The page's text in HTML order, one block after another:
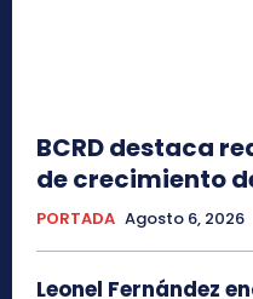
BCRD destaca
de crecimiento
PORTADA Agosto 6, 2026
Leonel Fernández